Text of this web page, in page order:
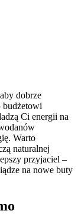
dobrze
budżetowi
Ci energii na
Warto
naturalnej
przyjaciel –
na nowe buty